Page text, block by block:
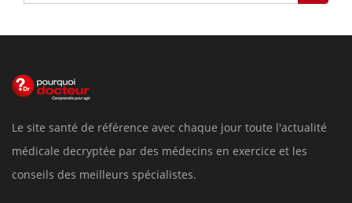
Le site santé de référence avec chaque jour toute l'actualité
médicale decryptée par des médecins en exercice et les
conseils des meilleurs spécialistes.